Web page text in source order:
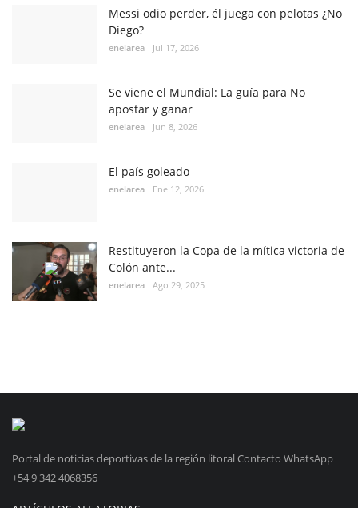
Messi odio perder, él juega con pelotas ¿No
Diego?
enelarea Jul 17, 2026
Se viene el Mundial: La guía para No
apostar y ganar
enelarea Jun 8, 2026
El país goleado
enelarea Ene 12, 2026
Restituyeron la Copa de la mítica victoria de
Colón ante...
enelarea Ago 29, 2025
Portal de noticias deportivas de la región litoral Contacto WhatsApp
+54 9 342 4068356